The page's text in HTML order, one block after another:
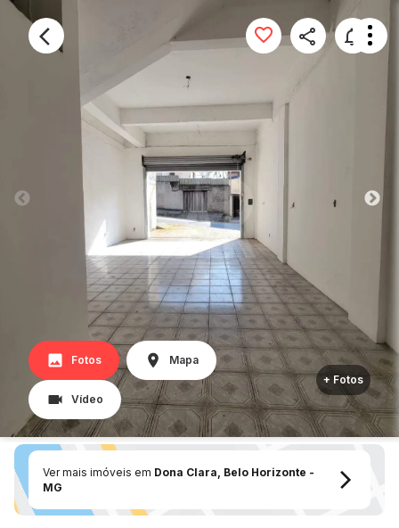
Fotos Mapa
Vídeo
+ Fotos
Ver mais imóveis em Dona Clara, Belo Horizonte -
MG